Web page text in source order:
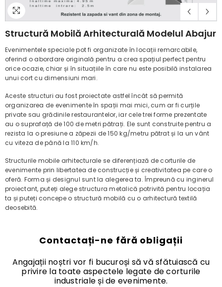
Structură Mobilă Arhitecturală Modelul Abajur
Evenimentele speciale pot fi organizate în locații remarcabile,
oferind o abordare originală pentru a crea spațiul perfect pentru
orice ocazie, chiar și în situațiile în care nu este posibilă instalarea
unui cort cu dimensiuni mari.
Aceste structuri au fost proiectate astfel încât să permită
organizarea de evenimente în spații mai mici, cum ar fi curțile
private sau grădinile restaurantelor, iar cele trei forme prezentate
au o suprafață de 100 de metri pătrați. Ele sunt construite pentru a
rezista la o presiune a zăpezii de 150 kg/metru pătrat și la un vânt
cu viteza de până la 110 km/h.
Structurile mobile arhitecturale se diferențiază de corturile de
evenimente prin libertatea de construcție și creativitatea pe care o
oferă. Forma și designul sunt la alegerea ta. Împreună cu inginerul
proiectant, puteți alege structura metalică potrivită pentru locația
ta și puteți concepe o structură mobilă cu o arhitectură textilă
deosebită.
Contactați-ne fără obligații
Angajații noștri vor fi bucuroși să vă sfătuiască cu
privire la toate aspectele legate de corturile
industriale și de evenimente.